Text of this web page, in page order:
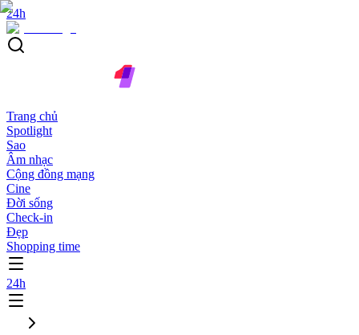
24h
Trang chủ
Spotlight
Sao
Âm nhạc
Cộng đồng mạng
Cine
Đời sống
Check-in
Đẹp
Shopping time
24h